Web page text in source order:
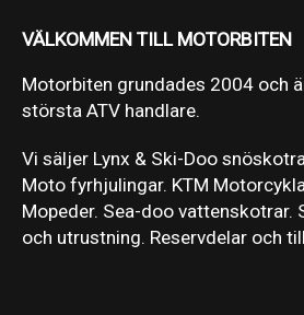
VÄLKOMMEN TILL MOTORBITEN
Motorbiten grundades 2004 och
största ATV handlare.
Vi säljer Lynx & Ski-Doo
Moto fyrhjulingar. KTM
Mopeder. Sea-doo vattenskotrar.
och utrustning. Reservdelar och